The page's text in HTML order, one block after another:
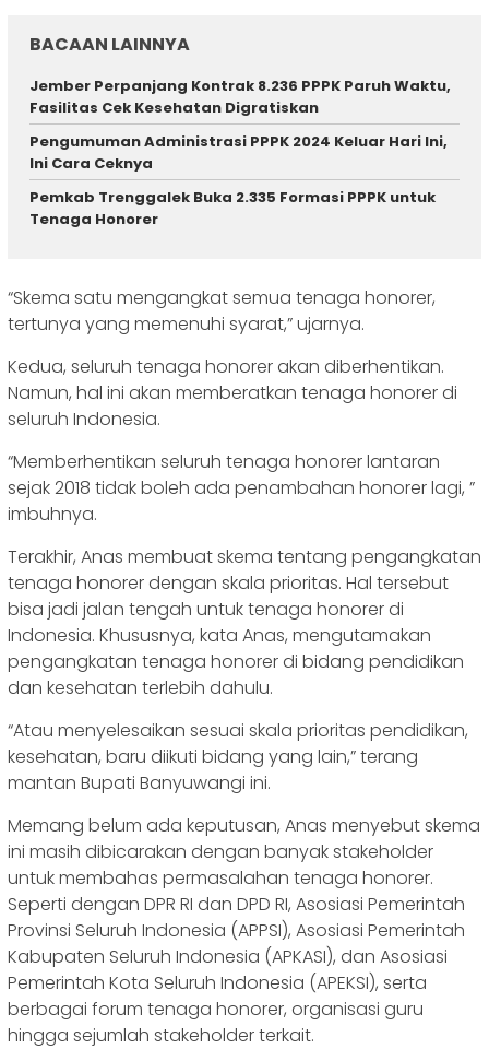
BACAAN LAINNYA
Jember Perpanjang Kontrak 8.236 PPPK Paruh Waktu,
Fasilitas Cek Kesehatan Digratiskan
Pengumuman Administrasi PPPK 2024 Keluar Hari Ini,
Ini Cara Ceknya
Pemkab Trenggalek Buka 2.335 Formasi PPPK untuk
Tenaga Honorer
“Skema satu mengangkat semua tenaga honorer,
tertunya yang memenuhi syarat,” ujarnya.
Kedua, seluruh tenaga honorer akan diberhentikan.
Namun, hal ini akan memberatkan tenaga honorer di
seluruh Indonesia.
“Memberhentikan seluruh tenaga honorer lantaran
sejak 2018 tidak boleh ada penambahan honorer lagi, ”
imbuhnya.
Terakhir, Anas membuat skema tentang pengangkatan
tenaga honorer dengan skala prioritas. Hal tersebut
bisa jadi jalan tengah untuk tenaga honorer di
Indonesia. Khususnya, kata Anas, mengutamakan
pengangkatan tenaga honorer di bidang pendidikan
dan kesehatan terlebih dahulu.
“Atau menyelesaikan sesuai skala prioritas pendidikan,
kesehatan, baru diikuti bidang yang lain,” terang
mantan Bupati Banyuwangi ini.
Memang belum ada keputusan, Anas menyebut skema
ini masih dibicarakan dengan banyak stakeholder
untuk membahas permasalahan tenaga honorer.
Seperti dengan DPR RI dan DPD RI, Asosiasi Pemerintah
Provinsi Seluruh Indonesia (APPSI), Asosiasi Pemerintah
Kabupaten Seluruh Indonesia (APKASI), dan Asosiasi
Pemerintah Kota Seluruh Indonesia (APEKSI), serta
berbagai forum tenaga honorer, organisasi guru
hingga sejumlah stakeholder terkait.